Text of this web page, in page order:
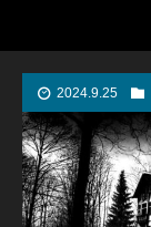
2024.9.25